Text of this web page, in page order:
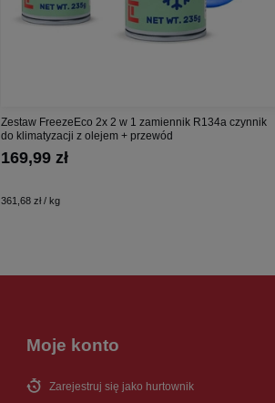
Zestaw FreezeEco 2x 2 w 1 zamiennik R134a czynnik
do klimatyzacji z olejem + przewód
169,99 zł
361,68 zł / kg
Moje konto
Zarejestruj się jako hurtownik